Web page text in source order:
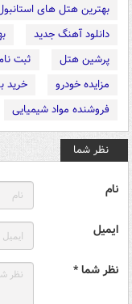
بهترین هتل های
دانلود آهنگ جدید
پرشین هتل
ثبت
مزایده خودرو
خرید
فروشنده مواد شیمیایی
نظر شما
نام
ایمیل
نظر شما *